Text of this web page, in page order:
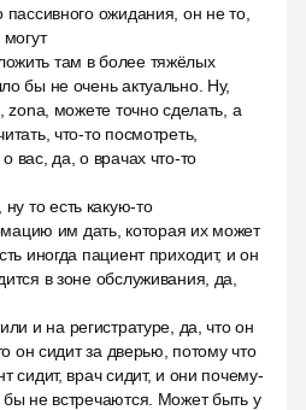
пассивного ожидания, он не то,
там в более тяжёлых
бы не очень актуально. Ну,
zona, можете точно сделать, а
что-то посмотреть,
вас, да, о врачах что-то
то есть какую-то
им дать, которая их может
иногда пациент приходит, и он
в зоне обслуживания, да,
и на регистратуре, да, что он
он сидит за дверью, потому что
сидит, врач сидит, и они почему-
бы не встречаются. Может быть у